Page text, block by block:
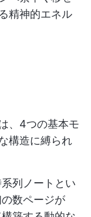
精神的エネル
、4つの基本モ
構造に縛られ
列ノートとい
数ページが